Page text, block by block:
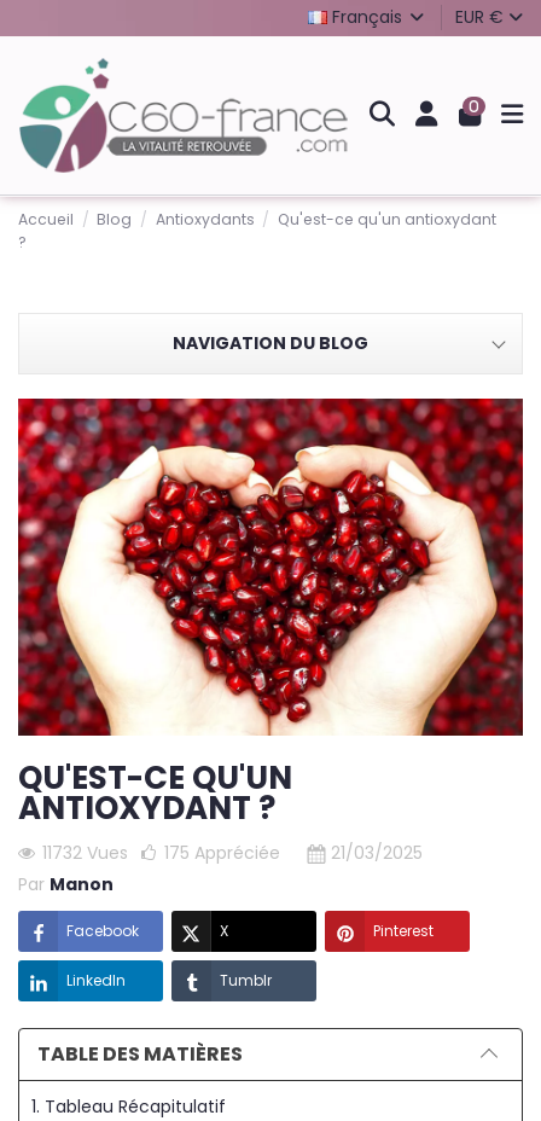
Français EUR €
0
Accueil Blog Antioxydants
Qu'est-ce qu'un antioxydant
?
NAVIGATION DU BLOG
QU'EST-CE QU'UN
ANTIOXYDANT ?
11732 Vues 175 Appréciée
21/03/2025
Par Manon
Facebook X Pinterest
LinkedIn Tumblr
TABLE DES MATIÈRES
1. Tableau Récapitulatif